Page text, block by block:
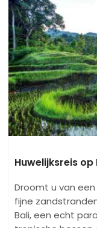
Huwelijksreis op
Droomt u van
fijne
Bali, een echt